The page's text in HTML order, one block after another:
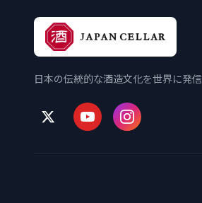
日本の伝統的な酒造文化を世界に発信